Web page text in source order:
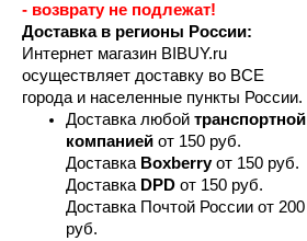
- возврату не подлежат!
Доставка в регионы России:
Интернет магазин BIBUY.ru
осуществляет доставку во ВСЕ
города и населенные пункты России.
Доставка любой транспортной
компанией от 150 руб.
Доставка Boxberry от 150 руб.
Доставка DPD от 150 руб.
Доставка Почтой России от 200
руб.